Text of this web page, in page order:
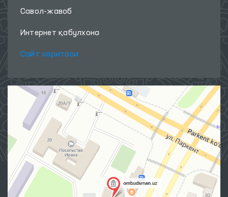
Савол-жавоб
Интернет қабулхона
Сайт харитаси